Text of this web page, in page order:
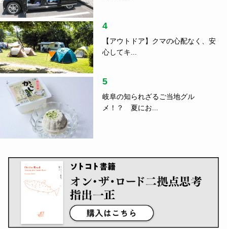
4
【アウトドア】クマの心配なく、安
心してキ...
5
岐阜の知られざるご当地グル
メ！？ 夏にお...